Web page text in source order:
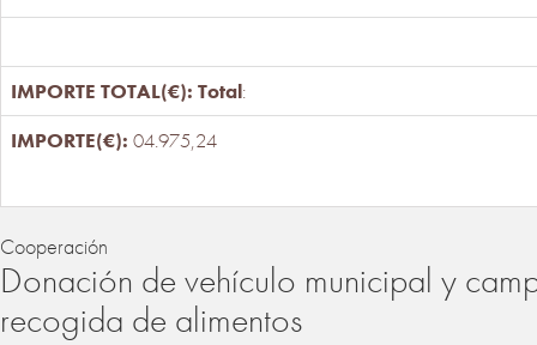
Total:
04.975,24
Cooperación
Donación de vehículo municipal y
recogida de alimentos